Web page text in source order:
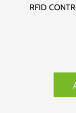
RFID